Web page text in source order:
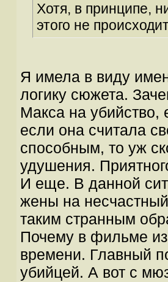
Хотя, в принципе,
этого не
Я имела в виду
логику сюжета.
Макса на убийство,
если она считала
способным, то уж
удушения.
И еще. В данной
жены на
таким странным
Почему в фильме
времени. Главный
убийцей. А вот с